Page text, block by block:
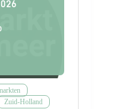
Zuid-Holland